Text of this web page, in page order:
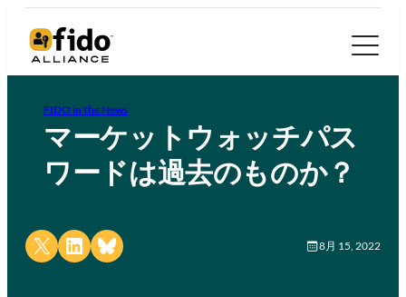
FIDO in the News
マーケットウォッチパス
ワードは過去のものか？
Share on X Share on LinkedIn
Share on Bluesky 8月 15, 2022